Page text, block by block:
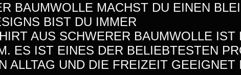
0
H
E
A
V
BAUMWOLLE MACHST DU EINEN
BIST DU IMMER
AUS SCHWERER BAUMWOLLE IST
ES IST EINES DER BELIEBTESTEN
ALLTAG UND DIE FREIZEIT GEEIGNET